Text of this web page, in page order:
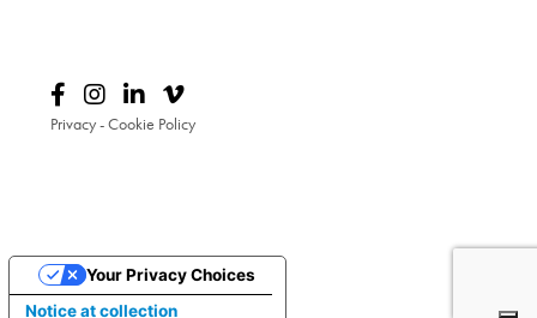
Privacy-Cookie Policy
Notice at collection
Your Privacy Choices